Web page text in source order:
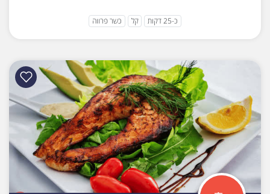
כ-25 דקות קל כשר פרווה